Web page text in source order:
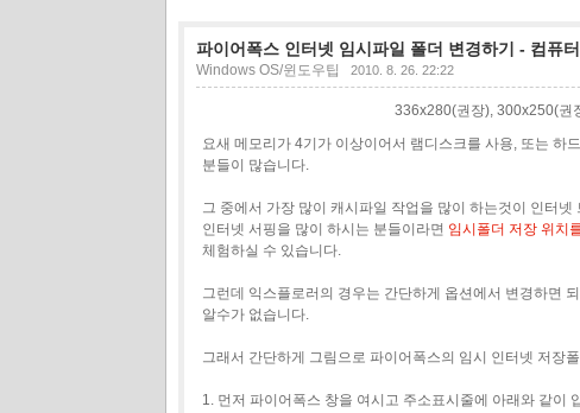
파이어폭스 인터넷 임시파일 폴더 변경하기 - 컴퓨
Windows OS/윈도우팁 2010. 8. 26. 22:22
336x280(권장), 300x250(권
요새 메모리가 4기가 이상이어서 램디스크를 사용, 또는 하
분들이 많습니다.
그 중에서 가장 많이 캐시파일 작업을 많이 하는것이 인터넷
인터넷 서핑을 많이 하시는 분들이라면 임시폴더 저장 위치
체험하실 수 있습니다.
그런데 익스플로러의 경우는 간단하게 옵션에서 변경하면
알수가 없습니다.
그래서 간단하게 그림으로 파이어폭스의 임시 인터넷 저장
1. 먼저 파이어폭스 창을 여시고 주소표시줄에 아래와 같이